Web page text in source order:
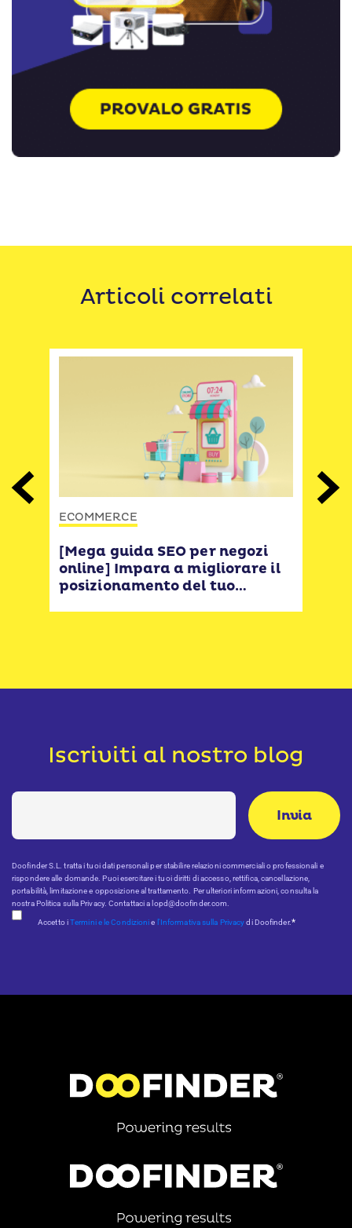
Articoli correlati
Previous
ECOMMERCE
[Mega guida SEO per negozi
online] Impara a migliorare il
posizionamento del tuo
Next
Iscriviti al nostro blog
Doofinder S.L. tratta i tuoi dati personali per stabilire relazioni commerciali o professionali e
rispondere alle domande. Puoi esercitare i tuoi diritti di accesso, rettifica, cancellazione,
portabilità, limitazione e opposizione al trattamento. Per ulteriori informazioni, consulta la
nostra Politica sulla Privacy. Contattaci a lopd@doofinder.com.
Accetto iTermini e le Condizionie l'Informativa sulla Privacydi Doofinder.*